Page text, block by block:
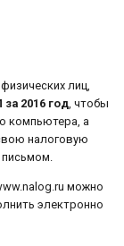
лиц,
2016 год, чтобы
компьютера, а
налоговую
письмом.
можно
электронно